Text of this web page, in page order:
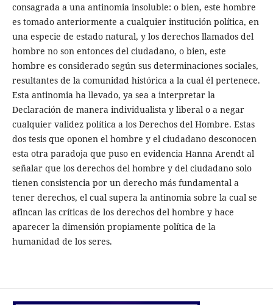
consagrada a una antinomia insoluble: o bien, este hombre
es tomado anteriormente a cualquier institución política, en
una especie de estado natural, y los derechos llamados del
hombre no son entonces del ciudadano, o bien, este
hombre es considerado según sus determinaciones sociales,
resultantes de la comunidad histórica a la cual él pertenece.
Esta antinomia ha llevado, ya sea a interpretar la
Declaración de manera individualista y liberal o a negar
cualquier validez política a los Derechos del Hombre. Estas
dos tesis que oponen el hombre y el ciudadano desconocen
esta otra paradoja que puso en evidencia Hanna Arendt al
señalar que los derechos del hombre y del ciudadano solo
tienen consistencia por un derecho más fundamental a
tener derechos, el cual supera la antinomia sobre la cual se
afincan las críticas de los derechos del hombre y hace
aparecer la dimensión propiamente política de la
humanidad de los seres.